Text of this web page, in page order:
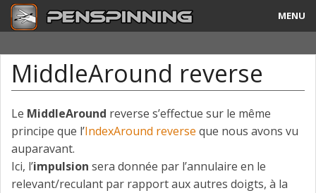
MENU
Tricks & Combos
Stylos & Mods
Vidéos
MiddleAround reverse
Le MiddleAround reverse s’effectue sur le même
principe que l’IndexAround reverse que nous avons vu
auparavant.
Ici, l’impulsion sera donnée par l’annulaire en le
relevant/reculant par rapport aux autres doigts, à la